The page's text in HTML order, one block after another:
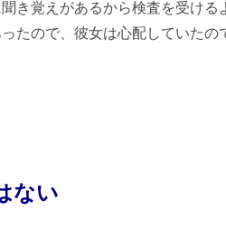
き覚えがあるから検査を受ける
たので、彼女は心配していたの
ない